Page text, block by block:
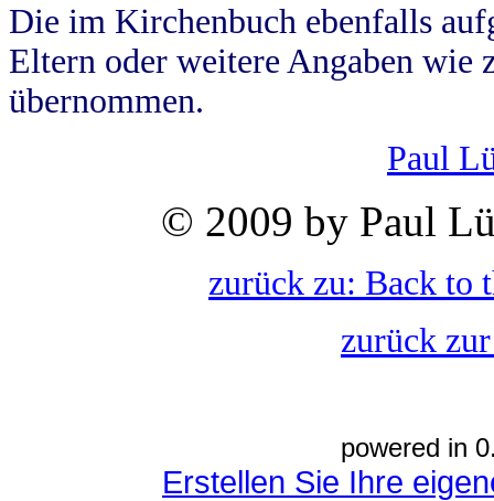
Die im Kirchenbuch ebenfalls
Eltern oder weitere Angaben wie
übernommen.
Paul
© 2009 by Paul
zurück zu: Back to
zurück
powered in
Erstellen Sie Ihre